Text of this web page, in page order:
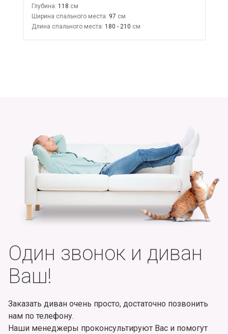
Глубина: 118
Ширина спального места: 97
Длина спального места: 180 - 210
Один звонок и диван
Ваш!
Заказать диван очень просто, достаточно позвонить
нам по телефону.
Наши менеджеры проконсультируют Вас и помогут